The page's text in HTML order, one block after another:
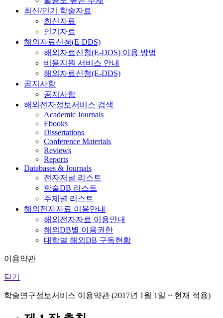
최신/인기 학술자료
최신자료
인기자료
해외자료신청(E-DDS)
해외자료신청(E-DDS) 이용 방법
비용지원 서비스 안내
해외자료신청(E-DDS)
공지사항
공지사항
해외전자정보서비스 검색
Academic Journals
Ebooks
Dissertations
Conference Materials
Reviews
Reports
Databases & Journals
전자저널 리스트
학술DB 리스트
주제별 리스트
해외전자자료 이용안내
해외전자자료 이용안내
해외DB별 이용권한
대학별 해외DB 구독현황
이용약관
닫기
학술연구정보서비스 이용약관 (2017년 1월 1일 ~ 현재 적용)